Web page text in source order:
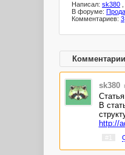
Написал: sk380
В форуме:
Комментариев: 3
Комментарии
sk380
В
http://